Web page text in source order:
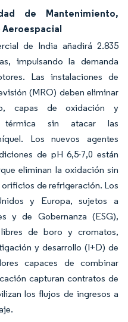
de Mantenimiento,
Aeroespacial
de India añadirá 2.835
impulsando la demanda
Las instalaciones de
(MRO) deben eliminar
capas de oxidación y
térmica sin atacar las
Los nuevos agentes
de pH 6,5-7,0 están
eliminan la oxidación sin
de refrigeración. Los
y Europa, sujetos a
y de Gobernanza (ESG),
de boro y cromatos,
y desarrollo (I+D) de
capaces de combinar
capturan contratos de
los flujos de ingresos a